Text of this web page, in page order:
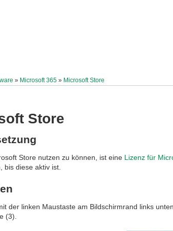
» Microsoft 365 » Microsoft Store
Store
Store nutzen zu können, ist eine Lizenz für
bis diese aktiv ist.
der linken Maustaste am Bildschirmrand links
(3).